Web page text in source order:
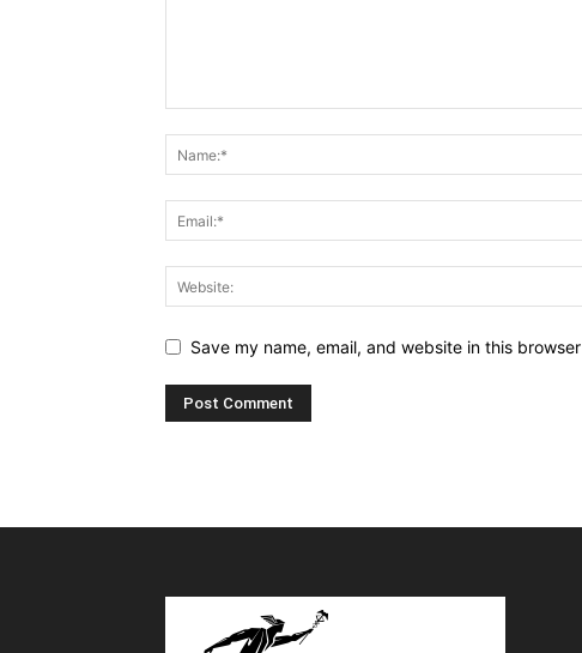
Save my name, email, and website in this